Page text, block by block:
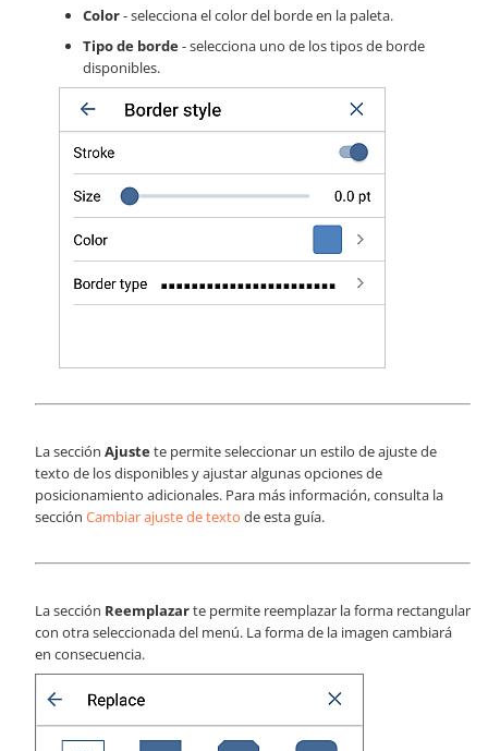
Color- selecciona el color del borde en la paleta.
Tipo de borde- selecciona uno de los tipos de borde
disponibles.
La sección Ajustete permite seleccionar un estilo de ajuste de
texto de los disponibles y ajustar algunas opciones de
posicionamiento adicionales. Para más información, consulta la
sección Cambiar ajuste de texto de esta guía.
La sección Reemplazarte permite reemplazar la forma rectangular
con otra seleccionada del menú. La forma de la imagen cambiará
en consecuencia.